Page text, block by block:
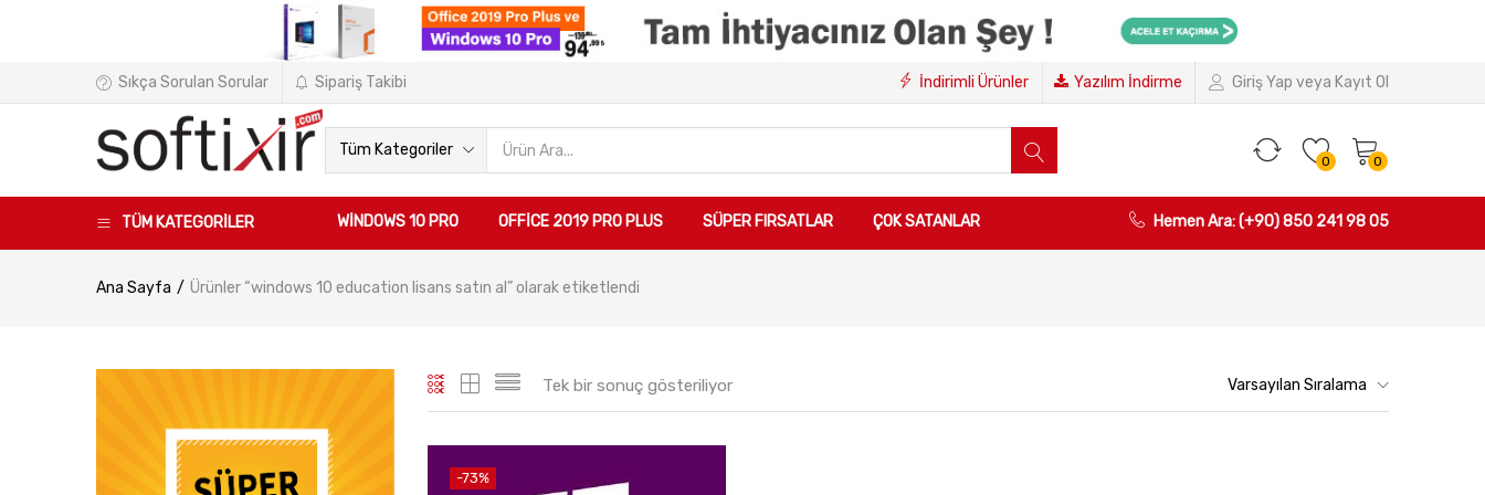
Sıkça Sorulan Sorular Sipariş Takibi Giriş Yap veya Kayıt Ol
İndirimli Ürünler Yazılım İndirme
Tüm Kategoriler
0 0
TÜM KATEGORİLER WINDOWS 10 PRO OFFICE 2019 PRO PLUS SÜPER FIRSATLAR ÇOK SATANLAR Hemen Ara: (+90) 850 241 98 05
Ana Sayfa Ürünler “windows 10 education lisans satın al” olarak etiketlendi
Tek bir sonuç gösteriliyor Varsayılan Sıralama
-73%